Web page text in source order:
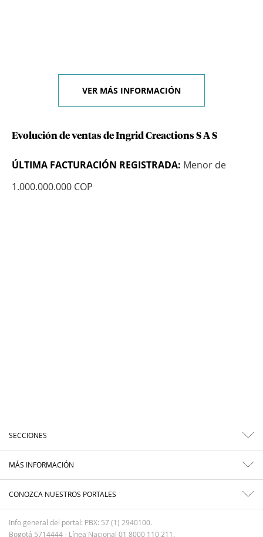
VER MÁS INFORMACIÓN
Evolución de ventas de Ingrid Creactions S A S
ÚLTIMA FACTURACIÓN REGISTRADA: Menor de
1.000.000.000 COP
SECCIONES
MÁS INFORMACIÓN
CONOZCA NUESTROS PORTALES
Info general del portal: PBX: 57 (1) 2940100.
Bogotá 5714444 - Línea Nacional 01 8000 110 211.